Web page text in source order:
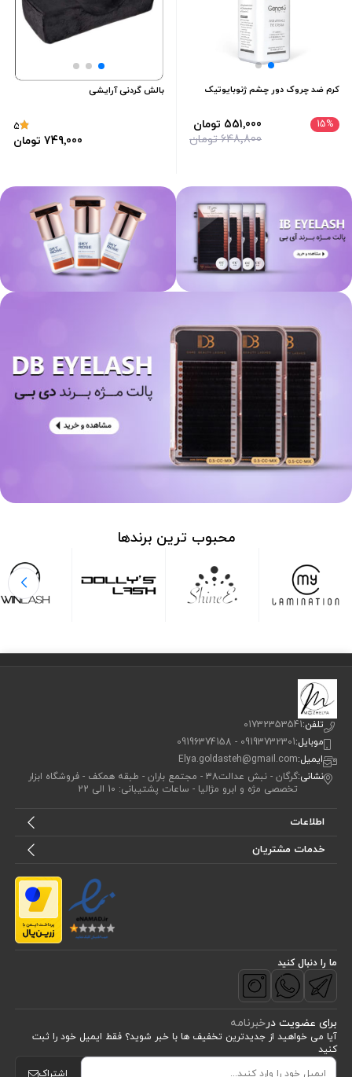
کرم ضد چروک دور چشم ژنوبایوتیک
15%
648٬800 تومان
551٬000 تومان
بالش گردنی آرایشی
5
749٬000 تومان
محبوب ترین برندها
تلفن:01732353541
موبایل:09193732301 - 09196374158
ایمیل:Elya.goldasteh@gmail.com
نشانی:
گرگان - نبش عدالت38 - مجتمع باران - طبقه همکف - فروشگاه ابزار
تخصصی مژه و ابرو مژالیا - ساعات پشتیبانی: 10 الی 22
اطلاعات
خدمات مشتریان
ما را دنبال کنید
برای عضویت درخبرنامه
آیا می خواهید از جدید‌ترین تخفیف‌ ها با‌ خبر شوید؟ فقط ایمیل خود را ثبت
کنید
اشتراک